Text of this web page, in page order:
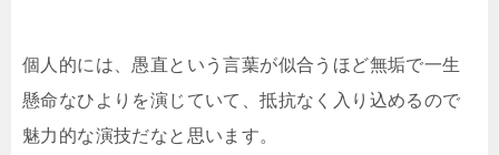
個人的には、愚直という言葉が似合うほど無垢で一生
懸命なひよりを演じていて、抵抗なく入り込めるので
魅力的な演技だなと思います。